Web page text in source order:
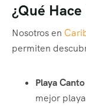
¿Qué
Nosotros en
permiten
Playa
mejor